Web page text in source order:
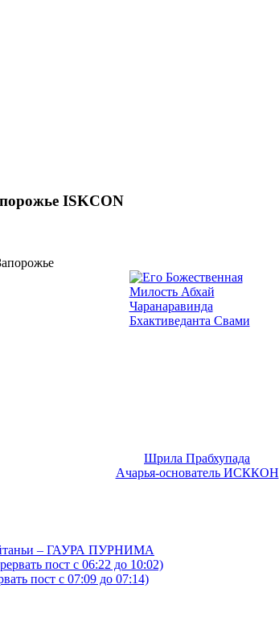
ISKCON
Шрила Прабхупада
Ачарья-основатель ИСККОН
– ГАУРА ПУРНИМА
пост с 06:22 до 10:02)
пост с 07:09 до 07:14)